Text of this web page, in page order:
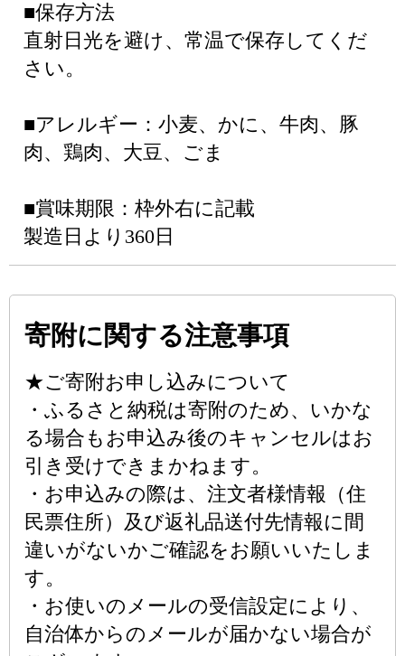
■保存方法
直射日光を避け、常温で保存してくだ
さい。
■アレルギー：小麦、かに、牛肉、豚
肉、鶏肉、大豆、ごま
■賞味期限：枠外右に記載
製造日より360日
寄附に関する注意事項
★ご寄附お申し込みについて
・ふるさと納税は寄附のため、いかな
る場合もお申込み後のキャンセルはお
引き受けできまかねます。
・お申込みの際は、注文者様情報（住
民票住所）及び返礼品送付先情報に間
違いがないかご確認をお願いいたしま
す。
・お使いのメールの受信設定により、
自治体からのメールが届かない場合が